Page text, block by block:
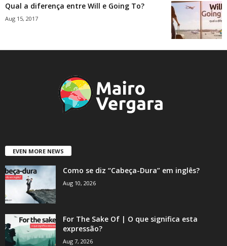
Qual a diferença entre Will e Going To?
Aug 15, 2017
EVEN MORE NEWS
Como se diz “Cabeça-Dura” em inglês?
Aug 10, 2026
For The Sake Of | O que significa esta
expressão?
Aug 7, 2026